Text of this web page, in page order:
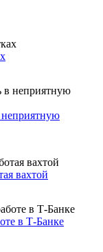
неприятную
вахтой
в Т-Банке